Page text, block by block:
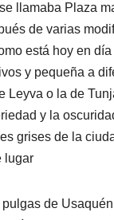
llamaba Plaza
de varias
está hoy en
y pequeña a
Leyva o la de
y la
grises de la
lugar
de